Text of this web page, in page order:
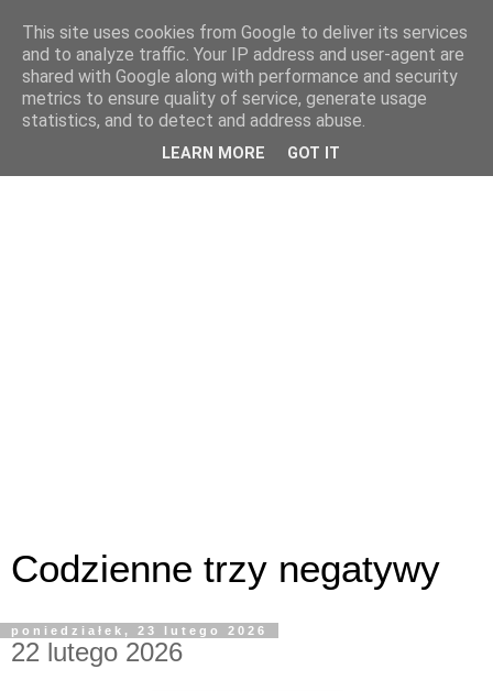
Codzienne trzy negatywy
poniedziałek, 23 lutego 2026
22 lutego 2026
This site uses cookies from Google to deliver its services
and to analyze traffic. Your IP address and user-agent are
shared with Google along with performance and security
metrics to ensure quality of service, generate usage
statistics, and to detect and address abuse.
LEARN MORE GOT IT